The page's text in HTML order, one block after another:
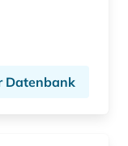
Datenbank